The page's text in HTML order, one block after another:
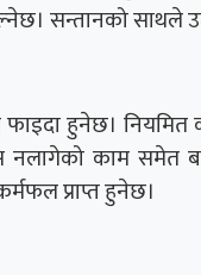
सन्तानको साथले
हुनेछ।
नलागेको काम समेत
प्राप्त हुनेछ।